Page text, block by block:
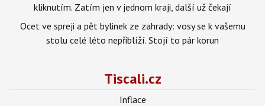
kliknutím. Zatím jen v jednom kraji, další už čekají
Ocet ve spreji a pět bylinek ze zahrady: vosy se k vašemu
stolu celé léto nepřiblíží. Stojí to pár korun
Tiscali.cz
Inflace